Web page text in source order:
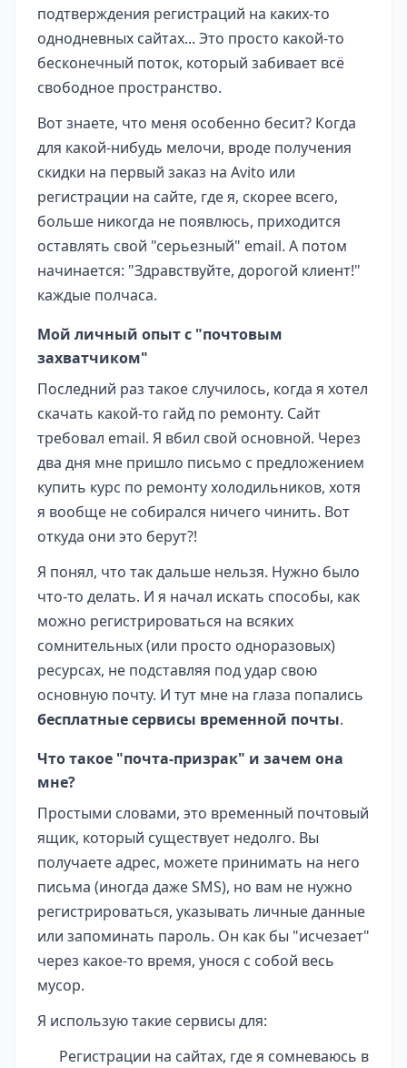
подтверждения регистраций на каких-то
однодневных сайтах... Это просто какой-то
бесконечный поток, который забивает всё
свободное пространство.
Вот знаете, что меня особенно бесит? Когда
для какой-нибудь мелочи, вроде получения
скидки на первый заказ на Avito или
регистрации на сайте, где я, скорее всего,
больше никогда не появлюсь, приходится
оставлять свой "серьезный" email. А потом
начинается: "Здравствуйте, дорогой клиент!"
каждые полчаса.
Мой личный опыт с "почтовым
захватчиком"
Последний раз такое случилось, когда я хотел
скачать какой-то гайд по ремонту. Сайт
требовал email. Я вбил свой основной. Через
два дня мне пришло письмо с предложением
купить курс по ремонту холодильников, хотя
я вообще не собирался ничего чинить. Вот
откуда они это берут?!
Я понял, что так дальше нельзя. Нужно было
что-то делать. И я начал искать способы, как
можно регистрироваться на всяких
сомнительных (или просто одноразовых)
ресурсах, не подставляя под удар свою
основную почту. И тут мне на глаза попались
бесплатные сервисы временной почты.
Что такое "почта-призрак" и зачем она
мне?
Простыми словами, это временный почтовый
ящик, который существует недолго. Вы
получаете адрес, можете принимать на него
письма (иногда даже SMS), но вам не нужно
регистрироваться, указывать личные данные
или запоминать пароль. Он как бы "исчезает"
через какое-то время, унося с собой весь
мусор.
Я использую такие сервисы для:
Регистрации на сайтах, где я сомневаюсь в